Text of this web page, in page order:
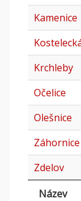
Kamenice
Krchleby
Očelice
Olešnice
Záhornice
Zdelov
Název